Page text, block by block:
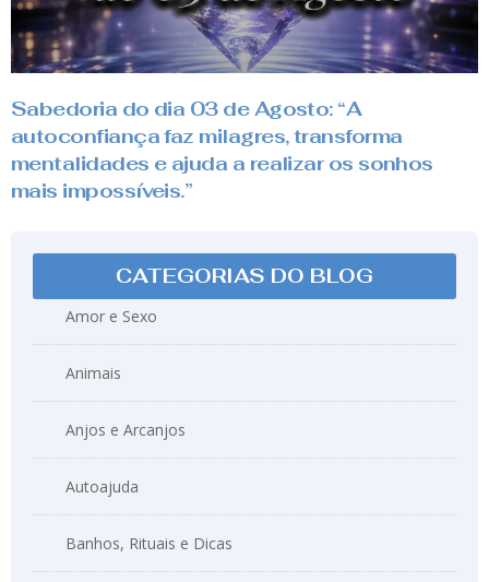
Sabedoria do dia 03 de Agosto: “A
autoconfiança faz milagres, transforma
mentalidades e ajuda a realizar os sonhos
mais impossíveis.”
CATEGORIAS DO BLOG
Amor e Sexo
Animais
Anjos e Arcanjos
Autoajuda
Banhos, Rituais e Dicas